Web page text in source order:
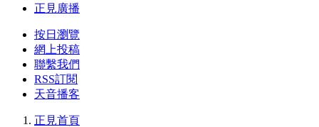
正見廣播
按日瀏覽
網上投稿
聯繫我們
RSS訂閱
天音播客
正見首頁